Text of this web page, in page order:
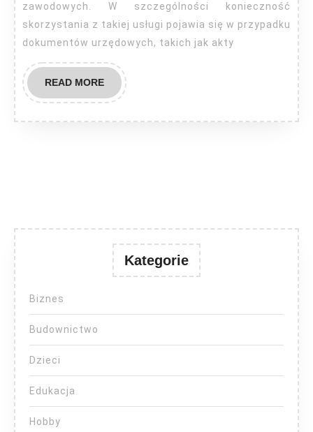
zawodowych. W szczególności konieczność
skorzystania z takiej usługi pojawia się w przypadku
dokumentów urzędowych, takich jak akty
READ MOREREAD
MORE
Kategorie
Biznes
Budownictwo
Dzieci
Edukacja
Hobby